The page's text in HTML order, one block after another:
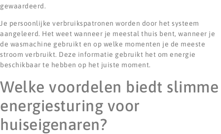
gewaardeerd.
Je persoonlijke verbruikspatronen worden door het systeem
aangeleerd. Het weet wanneer je meestal thuis bent, wanneer je
de wasmachine gebruikt en op welke momenten je de meeste
stroom verbruikt. Deze informatie gebruikt het om energie
beschikbaar te hebben op het juiste moment.
Welke voordelen biedt slimme
energiesturing voor
huiseigenaren?